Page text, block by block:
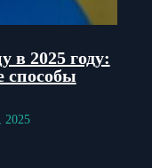
в 2025 году:
способы
2025